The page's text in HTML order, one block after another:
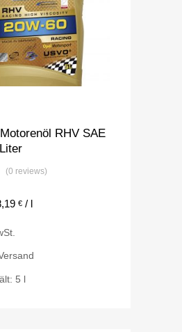
RHV SAE
(0 reviews)
€ / l
5 l